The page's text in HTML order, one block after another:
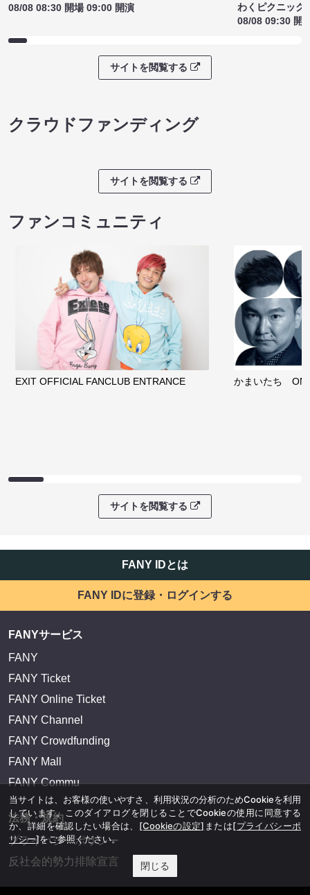
08/08 08:30 開場 09:00 開演
わくピクニック
08/08 09:30 開
サイトを閲覧する
クラウドファンディング
サイトを閲覧する
ファンコミュニティ
EXIT OFFICIAL FANCLUB ENTRANCE かまいたち
サイトを閲覧する
FANY IDとは
FANY IDに登録・ログインする
FANYサービス
FANY
FANY Ticket
FANY Online Ticket
FANY Channel
FANY Crowdfunding
FANY Mall
FANY Commu
法務・規約
プライバシーポリシー
反社会的勢力排除宣言
当サイトは、お客様の使いやすさ、利用状況の分析のためCookieを利用
しています。このダイアログを閉じることでCookieの使用に同意する
か、詳細を確認したい場合は、 [Cookieの設定] または[プライバシーポ
リシー]をご参照ください。
閉じる